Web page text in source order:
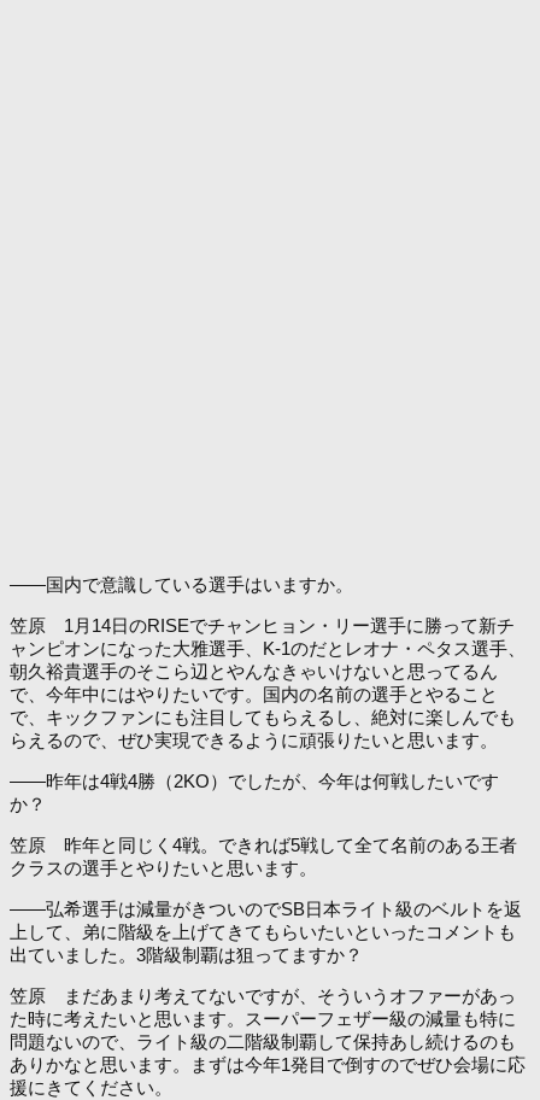
――国内で意識している選手はいますか。
笠原 1月14日のRISEでチャンヒョン・リー選手に勝って新チ
ャンピオンになった大雅選手、K-1のだとレオナ・ペタス選手、
朝久裕貴選手のそこら辺とやんなきゃいけないと思ってるん
で、今年中にはやりたいです。国内の名前の選手とやること
で、キックファンにも注目してもらえるし、絶対に楽しんでも
らえるので、ぜひ実現できるように頑張りたいと思います。
――昨年は4戦4勝（2KO）でしたが、今年は何戦したいです
か？
笠原 昨年と同じく4戦。できれば5戦して全て名前のある王者
クラスの選手とやりたいと思います。
――弘希選手は減量がきついのでSB日本ライト級のベルトを返
上して、弟に階級を上げてきてもらいたいといったコメントも
出ていました。3階級制覇は狙ってますか？
笠原 まだあまり考えてないですが、そういうオファーがあっ
た時に考えたいと思います。スーパーフェザー級の減量も特に
問題ないので、ライト級の二階級制覇して保持あし続けるのも
ありかなと思います。まずは今年1発目で倒すのでぜひ会場に応
援にきてください。